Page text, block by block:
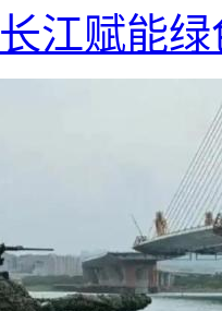
江赋能